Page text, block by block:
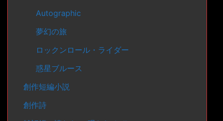
Autographic
夢幻の旅
ロックンロール・ライダー
惑星ブルース
創作短編小説
創作詩